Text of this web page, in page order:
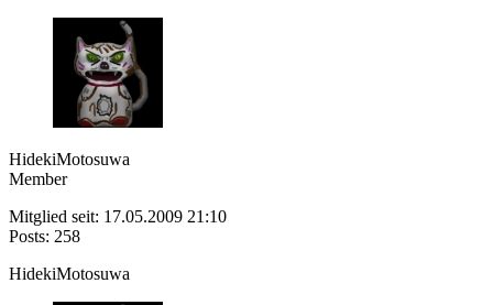
HidekiMotosuwa
Member
Mitglied seit: 17.05.2009 21:10
Posts: 258
HidekiMotosuwa